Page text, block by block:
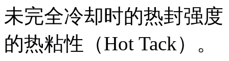
未完全冷却时的热封强
的热粘性（Hot Tack）。